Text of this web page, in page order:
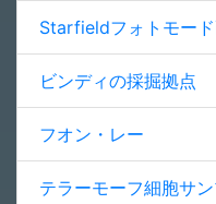
Starfieldフォトモー
ビンディの採掘拠点
フオン・レー
テラーモーフ細胞サ